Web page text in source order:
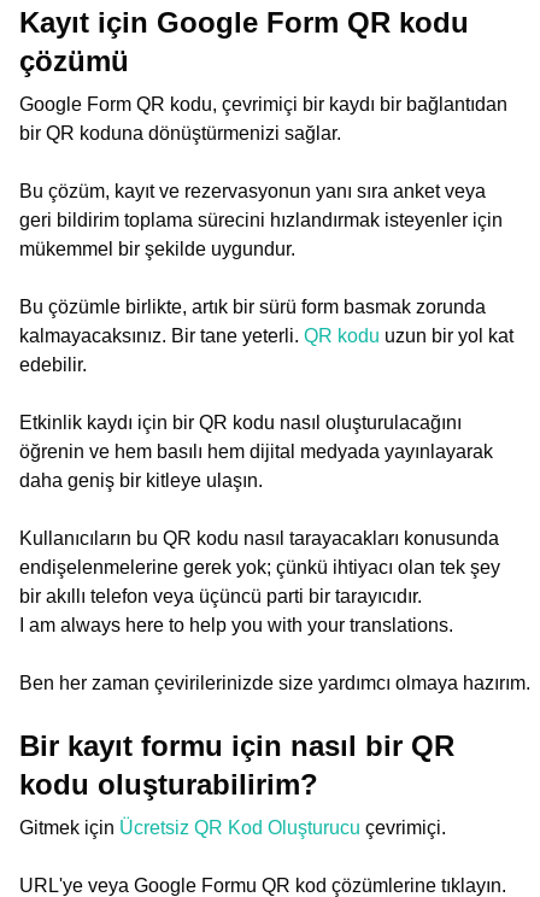
Kayıt için Google Form QR kodu
çözümü
Google Form QR kodu, çevrimiçi bir kaydı bir bağlantıdan
bir QR koduna dönüştürmenizi sağlar.
Bu çözüm, kayıt ve rezervasyonun yanı sıra anket veya
geri bildirim toplama sürecini hızlandırmak isteyenler için
mükemmel bir şekilde uygundur.
Bu çözümle birlikte, artık bir sürü form basmak zorunda
kalmayacaksınız. Bir tane yeterli. QR kodu uzun bir yol kat
edebilir.
Etkinlik kaydı için bir QR kodu nasıl oluşturulacağını
öğrenin ve hem basılı hem dijital medyada yayınlayarak
daha geniş bir kitleye ulaşın.
Kullanıcıların bu QR kodu nasıl tarayacakları konusunda
endişelenmelerine gerek yok; çünkü ihtiyacı olan tek şey
bir akıllı telefon veya üçüncü parti bir tarayıcıdır.
I am always here to help you with your translations.
Ben her zaman çevirilerinizde size yardımcı olmaya hazırım.
Bir kayıt formu için nasıl bir QR
kodu oluşturabilirim?
Gitmek için Ücretsiz QR Kod Oluşturucu çevrimiçi.
URL'ye veya Google Formu QR kod çözümlerine tıklayın.